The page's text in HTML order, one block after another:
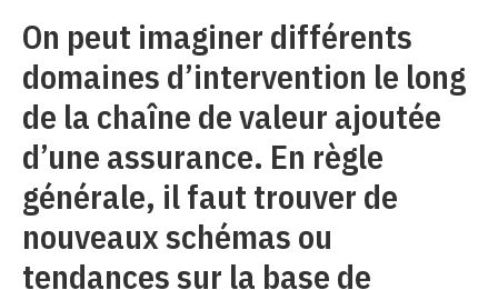
On peut imaginer différents
domaines d’intervention le long
de la chaîne de valeur ajoutée
d’une assurance. En règle
générale, il faut trouver de
nouveaux schémas ou
tendances sur la base de